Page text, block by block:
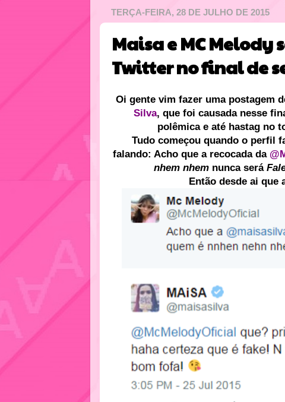
TERÇA-FEIRA, 28 DE JULHO DE 2015
Maisa e MC Melody
Twitter no final de
Oi gente vim fazer uma postagem
Silva, que foi causada nesse
polêmica e até hastag no
Tudo começou quando o perfil
falando: Acho que a recocada da
nhem nhemnunca será
Então desde ai que